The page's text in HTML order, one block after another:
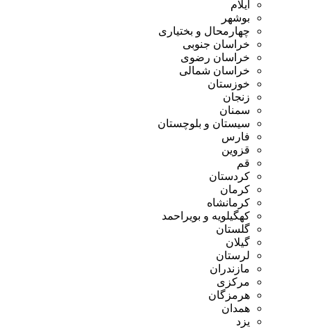
ایلام
بوشهر
چهارمحال و بختیاری
خراسان جنوبی
خراسان رضوی
خراسان شمالی
خوزستان
زنجان
سمنان
سیستان و بلوچستان
فارس
قزوین
قم
کردستان
کرمان
کرمانشاه
کهگیلویه و بویراحمد
گلستان
گیلان
لرستان
مازندران
مرکزی
هرمزگان
همدان
یزد